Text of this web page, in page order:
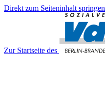
Direkt zum Seiteninhalt springen
Zur Startseite des